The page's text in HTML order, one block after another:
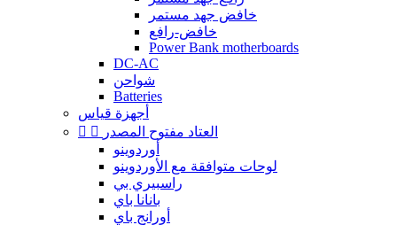
خافض جهد مستمر
خافض-رافع
Power Bank motherboards
DC-AC
شواحن
Batteries
أجهزة قياس
 
العتاد مفتوح المصدر
أوردوينو
لوحات متوافقة مع الأوردوينو
راسبيري بي
بانانا باي
أورانج باي